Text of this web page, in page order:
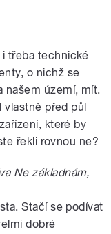
třeba technické
o nichž se
našem území, mít.
před půl
které by
řekli rovnou ne?
Ne základnám,
Stačí se podívat
dobré